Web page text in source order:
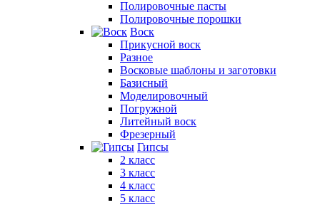
Полировочные пасты
Полировочные порошки
Воск
Прикусной воск
Разное
Восковые шаблоны и заготовки
Базисный
Моделировочный
Погружной
Литейный воск
Фрезерный
Гипсы
2 класс
3 класс
4 класс
5 класс